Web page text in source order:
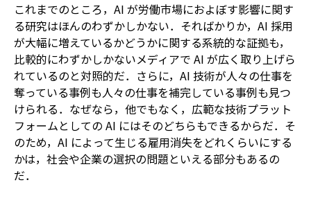
これまでのところ，AI が労働市場におよぼす影響に関す
る研究はほんのわずかしかない．そればかりか，AI 採用
が大幅に増えているかどうかに関する系統的な証拠も，
比較的にわずかしかない――メディアで AI が広く取り上げら
れているのと対照的だ．さらに，AI 技術が人々の仕事を
奪っている事例も人々の仕事を補完している事例も見つ
けられる．なぜなら，他でもなく，広範な技術プラット
フォームとしての AI にはそのどちらもできるからだ．そ
のため，AI によって生じる雇用消失をどれくらいにする
かは，社会や企業の選択の問題といえる部分もあるの
だ．